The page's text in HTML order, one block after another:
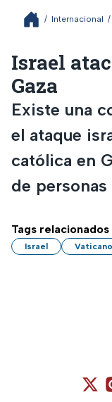
/ Internacional /
Israel
Gaza
Existe una
el ataque
católica en
de
Tags relacionados
Israel Vaticano